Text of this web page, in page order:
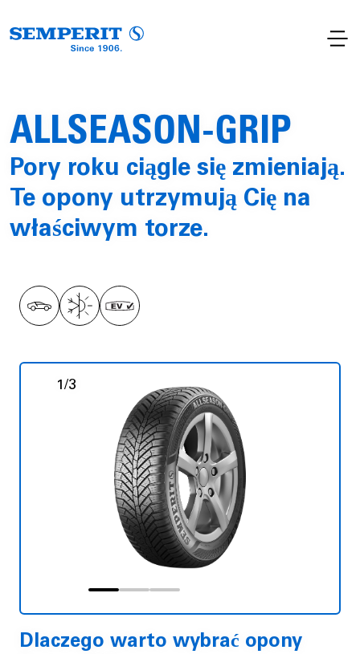
ALLSEASON-GRIP
Pory roku ciągle się zmieniają.
Te opony utrzymują Cię na
właściwym torze.
1/3
Dlaczego warto wybrać opony